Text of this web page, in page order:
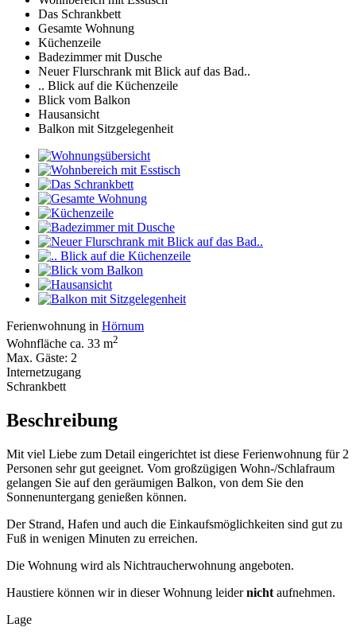
Das Schrankbett
Gesamte Wohnung
Küchenzeile
Badezimmer mit Dusche
Neuer Flurschrank mit Blick auf das Bad..
.. Blick auf die Küchenzeile
Blick vom Balkon
Hausansicht
Balkon mit Sitzgelegenheit
Ferienwohnung in Hörnum
Wohnfläche ca. 33 m2
Max. Gäste: 2
Internetzugang
Schrankbett
Beschreibung
Mit viel Liebe zum Detail eingerichtet ist diese Ferienwohnung für 2
Personen sehr gut geeignet. Vom großzügigen Wohn-/Schlafraum
gelangen Sie auf den geräumigen Balkon, von dem Sie den
Sonnenuntergang genießen können.
Der Strand, Hafen und auch die Einkaufsmöglichkeiten sind gut zu
Fuß in wenigen Minuten zu erreichen.
Die Wohnung wird als Nichtraucherwohnung angeboten.
Haustiere können wir in dieser Wohnung leidernicht aufnehmen.
Lage